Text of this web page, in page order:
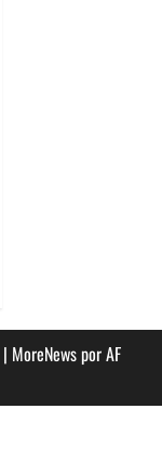
| MoreNewspor AF